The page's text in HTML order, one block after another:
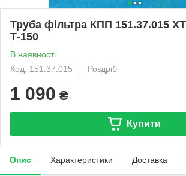
Труба фільтра КПП 151.37.015
Т-150
В наявності
Код: 151.37.015
Роздріб
1 090 ₴
Купити
Опис Характеристики Доставка